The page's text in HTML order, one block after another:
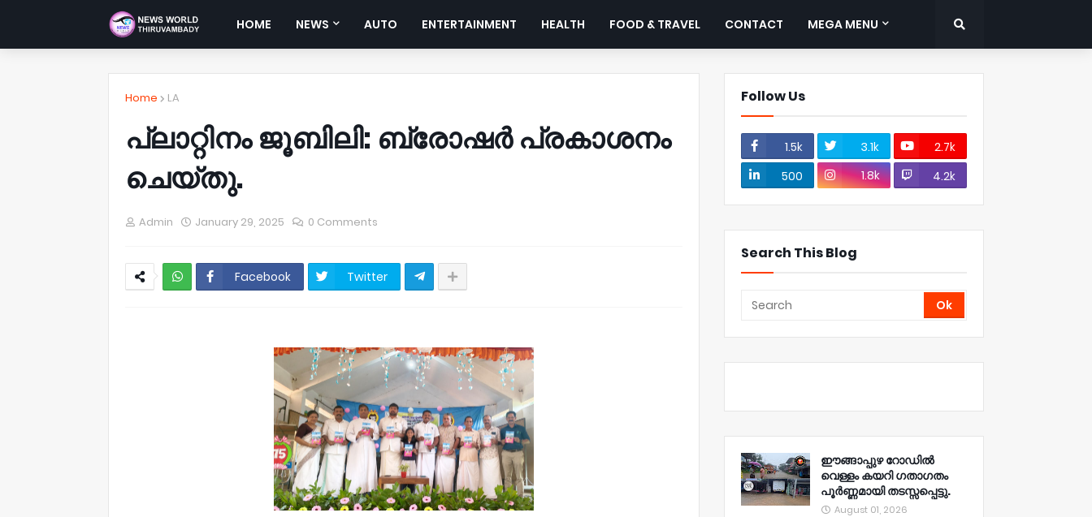
HOME NEWS AUTO ENTERTAINMENT HEALTH FOOD & TRAVEL CONTACT MEGA MENU
Home LA
പ്ലാറ്റിനം ജൂബിലി: ബ്രോഷർ പ്രകാശനം
ചെയ്തു.
Admin January 29, 2025 0 Comments
Facebook Twitter
Follow Us
1.5k 3.1k
2.7k
500
1.8k 4.2k
Search This Blog
ഈങ്ങാപ്പുഴ റോഡിൽ
വെള്ളം കയറി ഗതാഗതം
പൂർണ്ണമായി തടസ്സപ്പെട്ടു.
August 01, 2026